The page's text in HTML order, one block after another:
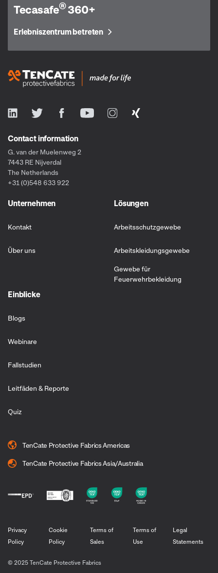
Tecasafe®360+
Erlebniszentrum betreten
Contact information
G. van der Muelenweg 2
7443 RE Nijverdal
The Netherlands
+31 (0)548 633 922
Unternehmen
Kontakt
Über uns
Lösungen
Arbeitsschutzgewebe
Arbeitskleidungsgewebe
Gewebe für
Feuerwehrbekleidung
Einblicke
Blogs
Webinare
Fallstudien
Leitfäden & Reporte
Quiz
TenCate Protective Fabrics Americas
TenCate Protective Fabrics Asia/Australia
Privacy
Policy
Cookie
Policy
Terms of
Sales
Terms of
Use
Legal
Statements
© 2025 TenCate Protective Fabrics